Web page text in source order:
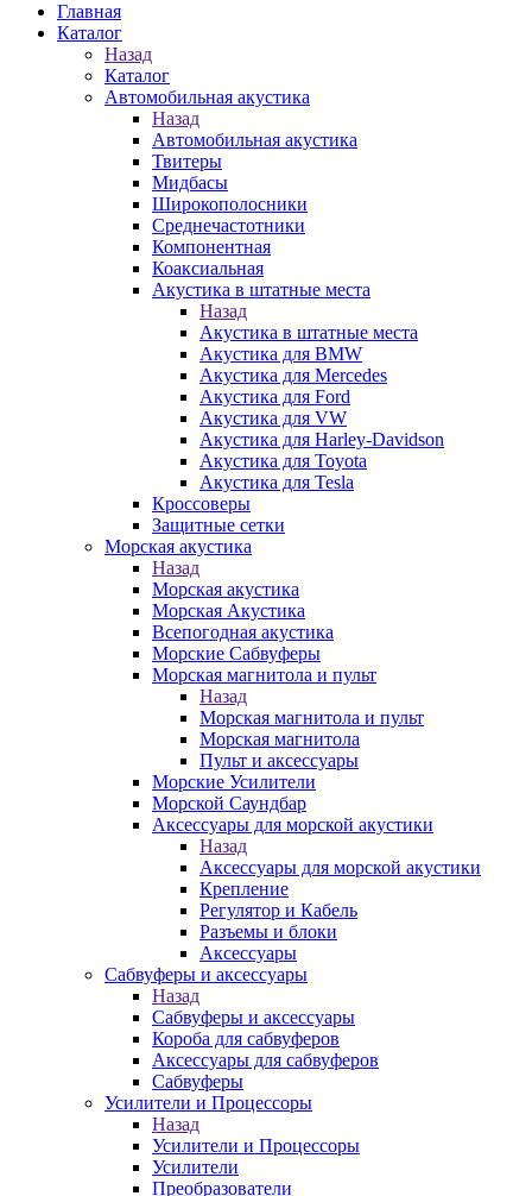
Главная
Каталог
Назад
Каталог
Автомобильная акустика
Назад
Автомобильная акустика
Твитеры
Мидбасы
Широкополосники
Среднечастотники
Компонентная
Коаксиальная
Акустика в штатные места
Назад
Акустика в штатные места
Акустика для BMW
Акустика для Mercedes
Акустика для Ford
Акустика для VW
Акустика для Harley-Davidson
Акустика для Toyota
Акустика для Tesla
Кроссоверы
Защитные сетки
Морская акустика
Назад
Морская акустика
Морская Акустика
Всепогодная акустика
Морские Сабвуферы
Морская магнитола и пульт
Назад
Морская магнитола и пульт
Морская магнитола
Пульт и аксессуары
Морские Усилители
Морской Cаундбар
Аксессуары для морской акустики
Назад
Аксессуары для морской акустики
Крепление
Регулятор и Кабель
Разъемы и блоки
Аксессуары
Сабвуферы и аксессуары
Назад
Сабвуферы и аксессуары
Короба для сабвуферов
Аксессуары для сабвуферов
Сабвуферы
Усилители и Процессоры
Назад
Усилители и Процессоры
Усилители
Преобразователи